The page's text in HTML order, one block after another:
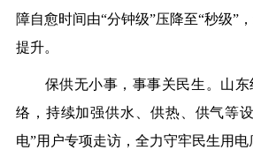
障自愈时间由“分钟级”压降至“秒级”
提升。
保供无小事，事事关民生。山东
络，持续加强供水、供热、供气等
电”用户专项走访，全力守牢民生用电